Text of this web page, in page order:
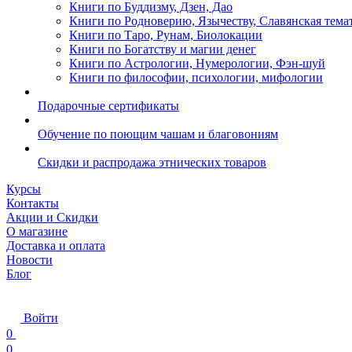
Книги по Буддизму, Дзен, Дао
Книги по Родноверию, Язычеству, Славянская
Книги по Таро, Рунам, Биолокации
Книги по Богатству и магии денег
Книги по Астрологии, Нумерологии, Фэн-шуй
Книги по философии, психологии, мифологии
Подарочные сертификаты
Обучение по поющим чашам и благовониям
Скидки и распродажа этнических товаров
Курсы
Контакты
Акции и Скидки
О магазине
Доставка и оплата
Новости
Блог
Войти
0
0